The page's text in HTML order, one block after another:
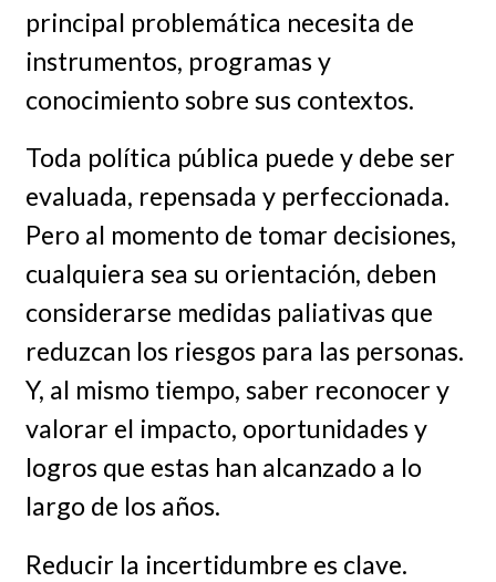
principal problemática necesita de
instrumentos, programas y
conocimiento sobre sus contextos.
Toda política pública puede y debe ser
evaluada, repensada y perfeccionada.
Pero al momento de tomar decisiones,
cualquiera sea su orientación, deben
considerarse medidas paliativas que
reduzcan los riesgos para las personas.
Y, al mismo tiempo, saber reconocer y
valorar el impacto, oportunidades y
logros que estas han alcanzado a lo
largo de los años.
Reducir la incertidumbre es clave.